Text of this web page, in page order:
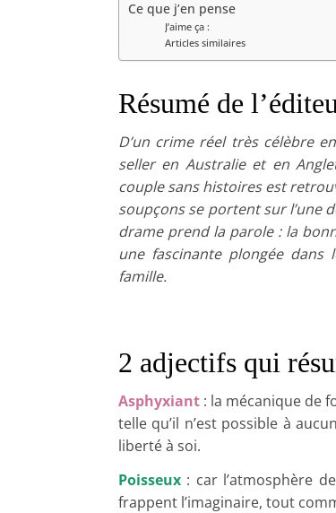
Ce que j’en pense
J’aime ça :
Articles similaires
Résumé de
D’un crime réel très célèbre
seller en Australie et en
couple sans histoires est
soupçons se portent sur l’une
drame prend la parole : la
une fascinante plongée dans
famille.
2 adjectifs qui
Asphyxiant : la mécanique de
telle qu’il n’est possible à
liberté à soi.
Poisseux : car l’atmosphère
frappent l’imaginaire, tout